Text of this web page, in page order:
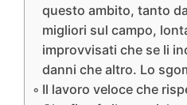
questo ambito, tanto
migliori sul campo,
improvvisati che se li
danni che altro. Lo
Il lavoro veloce che